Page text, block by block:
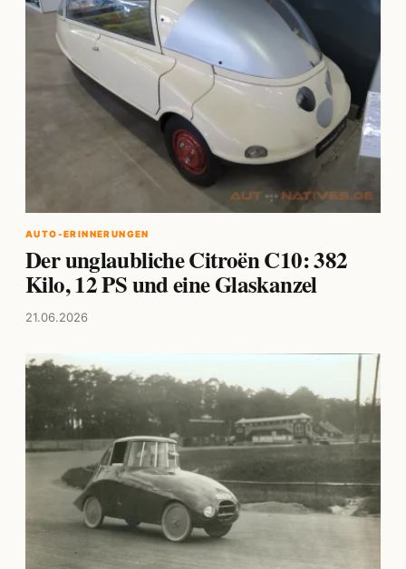
AUTO-ERINNERUNGEN
Der unglaubliche Citroën C10: 382
Kilo, 12 PS und eine Glaskanzel
21.06.2026